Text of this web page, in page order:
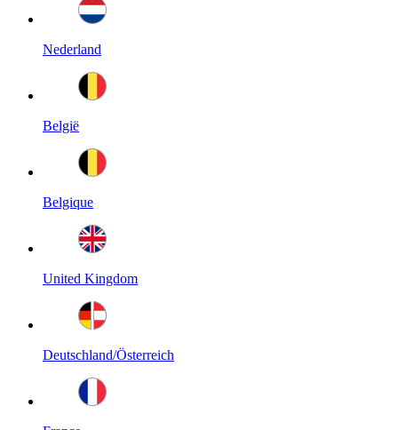
Nederland
België
Belgique
United Kingdom
Deutschland/Österreich